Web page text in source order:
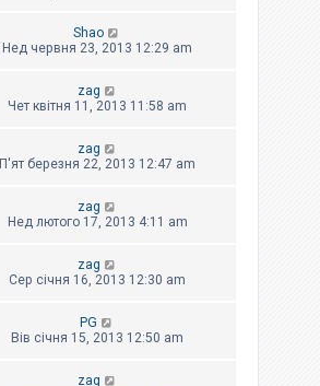
Shao
Нед червня 23, 2013 12:29 am
zag
Чет квітня 11, 2013 11:58 am
zag
П'ят березня 22, 2013 12:47 am
zag
Нед лютого 17, 2013 4:11 am
zag
Сер січня 16, 2013 12:30 am
PG
Вів січня 15, 2013 12:50 am
zag